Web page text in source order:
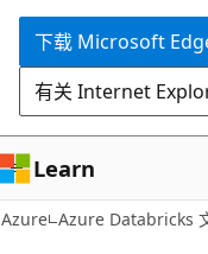
内
下载 Microsoft
有关 Internet
Learn
Azure Azure Databricks